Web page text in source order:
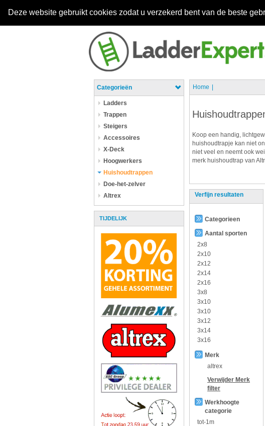
Deze website gebruikt cookies zodat u verzekerd bent van de beste
Categorieën
Ladders
Trappen
Steigers
Accessoires
X-Deck
Hoogwerkers
Huishoudtrappen
Doe-het-zelver
Altrex
TIJDELIJK
Home
Koop een handig,
huishoudtrapje kan niet
niet veel en neemt ook
merk huishoudtrap van
Verfijn resultaten
Categorieen
Aantal sporten
2x8
2x10
2x12
2x14
2x16
3x8
3x10
3x10
3x12
3x14
3x16
Merk
altrex
Verwijder Merk
filter
Werkhoogte
categorie
tot-1m